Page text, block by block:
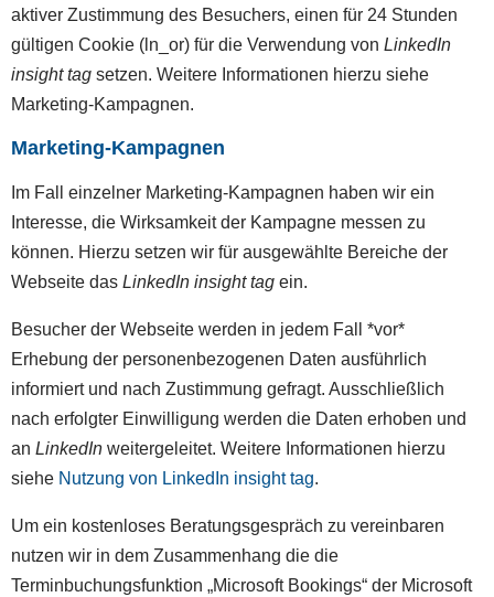
aktiver Zustimmung des Besuchers, einen für 24 Stunden
gültigen Cookie (ln_or) für die Verwendung von LinkedIn
insight tag setzen. Weitere Informationen hierzu siehe
Marketing-Kampagnen.
Marketing-Kampagnen
Im Fall einzelner Marketing-Kampagnen haben wir ein
Interesse, die Wirksamkeit der Kampagne messen zu
können. Hierzu setzen wir für ausgewählte Bereiche der
Webseite das LinkedIn insight tag ein.
Besucher der Webseite werden in jedem Fall *vor*
Erhebung der personenbezogenen Daten ausführlich
informiert und nach Zustimmung gefragt. Ausschließlich
nach erfolgter Einwilligung werden die Daten erhoben und
an LinkedIn weitergeleitet. Weitere Informationen hierzu
siehe Nutzung von LinkedIn insight tag.
Um ein kostenloses Beratungsgespräch zu vereinbaren
nutzen wir in dem Zusammenhang die die
Terminbuchungsfunktion „Microsoft Bookings“ der Microsoft